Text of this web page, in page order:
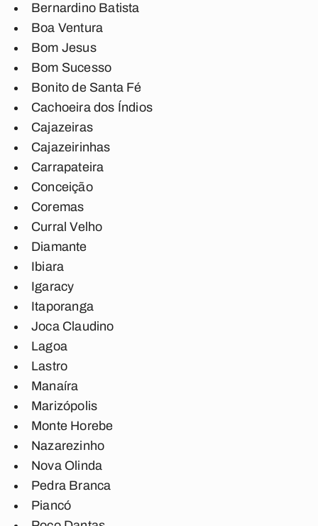
Bernardino Batista
Boa Ventura
Bom Jesus
Bom Sucesso
Bonito de Santa Fé
Cachoeira dos Índios
Cajazeiras
Cajazeirinhas
Carrapateira
Conceição
Coremas
Curral Velho
Diamante
Ibiara
Igaracy
Itaporanga
Joca Claudino
Lagoa
Lastro
Manaíra
Marizópolis
Monte Horebe
Nazarezinho
Nova Olinda
Pedra Branca
Piancó